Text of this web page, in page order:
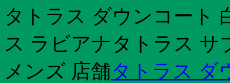
タトラス ダウンコート
ス ラビアナタトラス
メンズ 店舗タトラス ダ